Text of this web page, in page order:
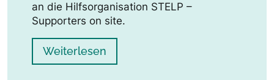
an die Hilfsorganisation STELP –
Supporters on site.
Weiterlesen